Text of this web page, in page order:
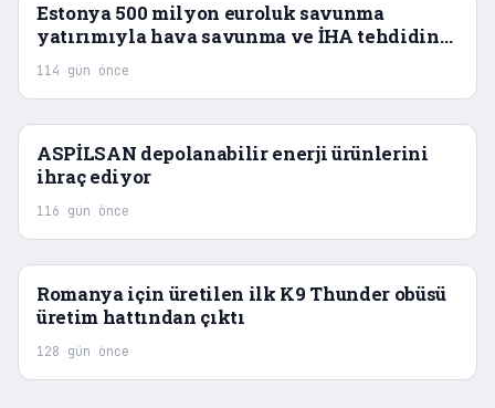
Estonya 500 milyon euroluk savunma
yatırımıyla hava savunma ve İHA tehdidine
odaklanıyor
114 gün önce
ASPİLSAN depolanabilir enerji ürünlerini
ihraç ediyor
116 gün önce
Romanya için üretilen ilk K9 Thunder obüsü
üretim hattından çıktı
128 gün önce